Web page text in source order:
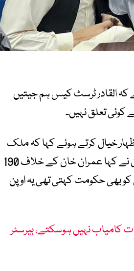
کہ القادر ٹرسٹ کیس ہم جیتیں
تعلق نہیں۔
خیال کرتے ہوئے کہا کہ ملک
میں انصاف کو دفن کرنے کی کوشش کی جارہی ہے، وزیرقانون نے کہا عمران خان کے خلاف 190
بھی حکومت کہتی تھی یہ اوپن
کامیاب نہیں ہوسکتے، بیرسٹر